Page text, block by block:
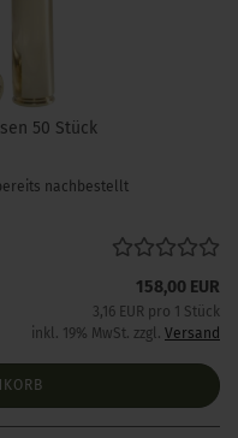
50 Stück
nachbestellt
158,00 EUR
3,16 EUR pro 1 Stück
inkl. 19% MwSt. zzgl. Versand